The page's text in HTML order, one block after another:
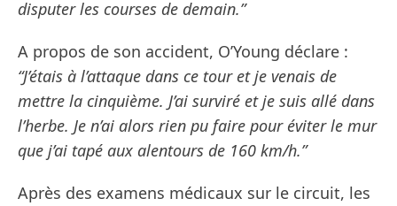
disputer les courses de demain.”
A propos de son accident, O’Young déclare :
“J’étais à l’attaque dans ce tour et je venais de
mettre la cinquième. J’ai surviré et je suis allé dans
l’herbe. Je n’ai alors rien pu faire pour éviter le mur
que j’ai tapé aux alentours de 160 km/h.”
Après des examens médicaux sur le circuit, les